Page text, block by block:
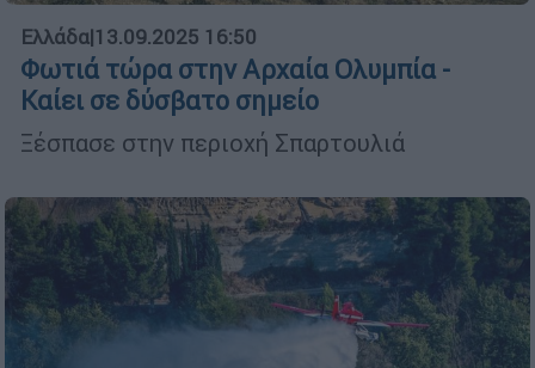
Ελλάδα|13.09.2025 16:50
Φωτιά τώρα στην Αρχαία Ολυμπία -
Καίει σε δύσβατο σημείο
Ξέσπασε στην περιοχή Σπαρτουλιά